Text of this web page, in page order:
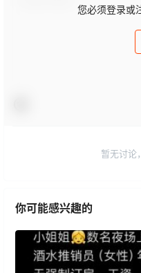
您必须登录或
暂无讨论
你可能感兴趣的